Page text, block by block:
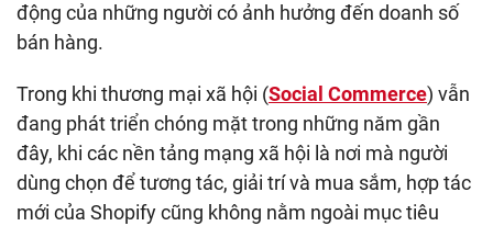
động của những người có ảnh hưởng đến doanh số
bán hàng.
Trong khi thương mại xã hội (Social Commerce) vẫn
đang phát triển chóng mặt trong những năm gần
đây, khi các nền tảng mạng xã hội là nơi mà người
dùng chọn để tương tác, giải trí và mua sắm, hợp tác
mới của Shopify cũng không nằm ngoài mục tiêu